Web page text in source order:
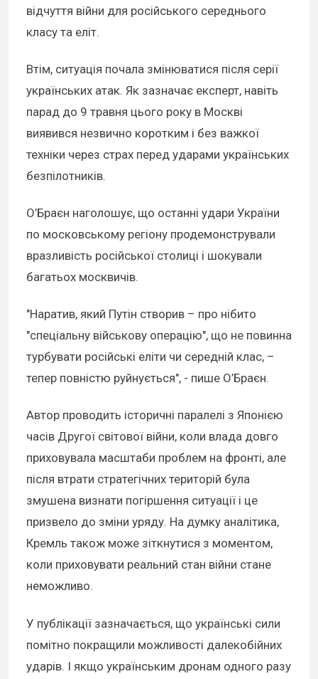
відчуття війни для російського середнього
класу та еліт.
Втім, ситуація почала змінюватися після серії
українських атак. Як зазначає експерт, навіть
парад до 9 травня цього року в Москві
виявився незвично коротким і без важкої
техніки через страх перед ударами українських
безпілотників.
О’Браєн наголошує, що останні удари України
по московському регіону продемонстрували
вразливість російської столиці і шокували
багатьох москвичів.
"Наратив, який Путін створив – про нібито
"спеціальну військову операцію", що не повинна
турбувати російські еліти чи середній клас, –
тепер повністю руйнується", - пише О’Браєн.
Автор проводить історичні паралелі з Японією
часів Другої світової війни, коли влада довго
приховувала масштаби проблем на фронті, але
після втрати стратегічних територій була
змушена визнати погіршення ситуації і це
призвело до зміни уряду. На думку аналітика,
Кремль також може зіткнутися з моментом,
коли приховувати реальний стан війни стане
неможливо.
У публікації зазначається, що українські сили
помітно покращили можливості далекобійних
ударів. І якщо українським дронам одного разу